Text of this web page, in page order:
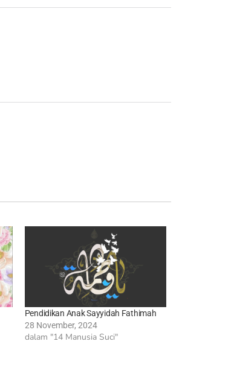
Pendidikan Anak Sayyidah Fathimah
28 November, 2024
dalam "14 Manusia Suci"